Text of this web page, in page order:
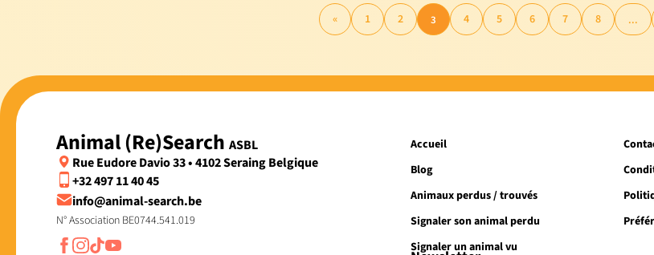
« 1 2 3 4 5 6 7 8 ...
Animal (Re)Search ASBL
Rue Eudore Davio 33 • 4102 Seraing Belgique
+32 497 11 40 45
info@animal-search.be
N° Association BE0744.541.019
Accueil
Blog
Animaux perdus / trouvés
Signaler son animal perdu
Signaler un animal vu